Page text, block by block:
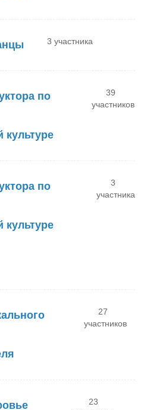
3 участника
по
культуре
39
участников
по
культуре
3
участника
27
участников
23